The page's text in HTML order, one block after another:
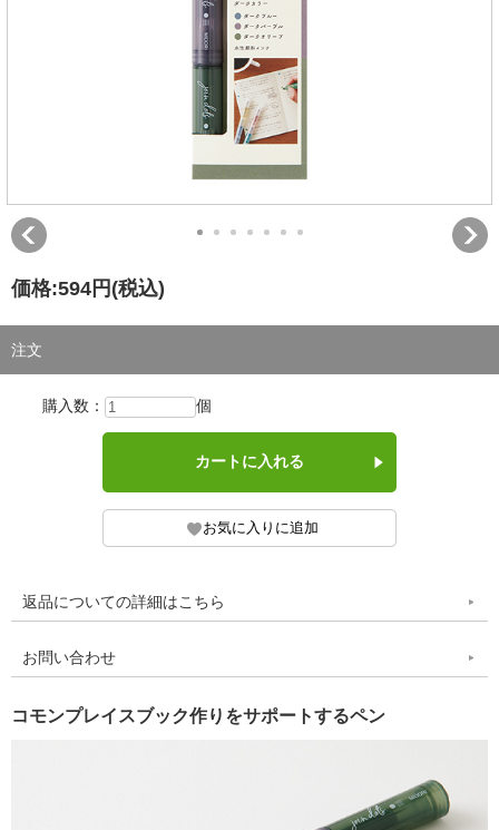
価格:594円 (税込)
注文
購入数： 個
返品についての詳細はこちら
お問い合わせ
コモンプレイスブック作りをサポートするペン